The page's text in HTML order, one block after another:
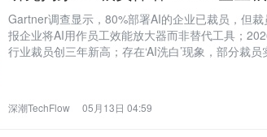
Gartner调查显示，80%部署AI的企业已裁员，但
报企业将AI用作员工效能放大器而非替代工具；
行业裁员创三年新高；存在‘AI洗白’现象，部分裁员
深潮TechFlow 05月13日 04:59